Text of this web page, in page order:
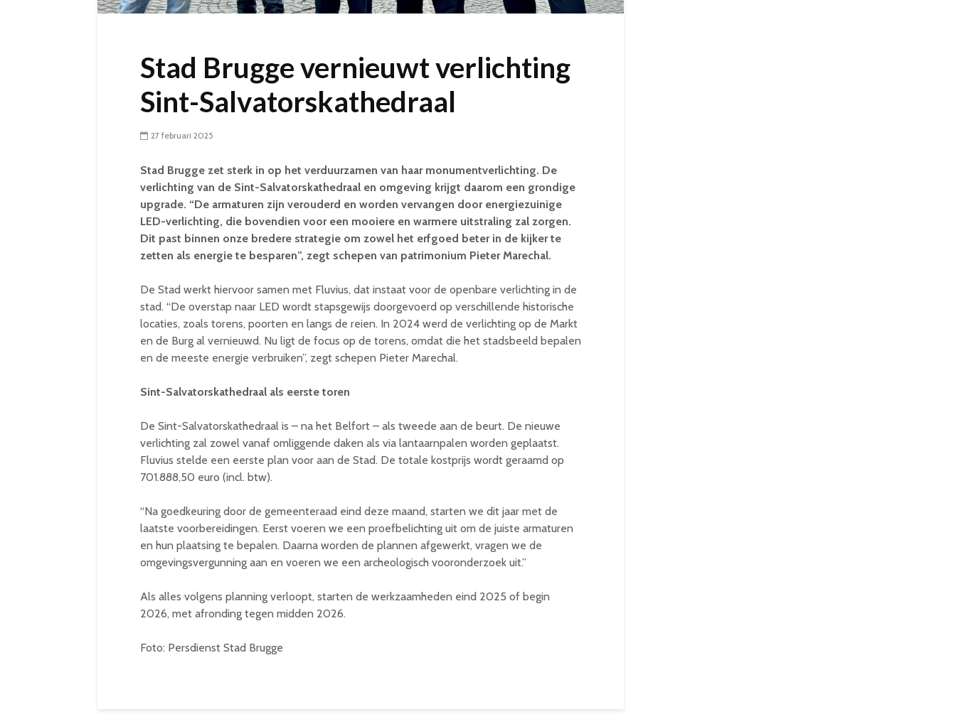
Stad Brugge vernieuwt verlichting
Sint-Salvatorskathedraal
27 februari 2025
Stad Brugge zet sterk in op het verduurzamen van haar monumentverlichting. De
verlichting van de Sint-Salvatorskathedraal en omgeving krijgt daarom een grondige
upgrade. “De armaturen zijn verouderd en worden vervangen door energiezuinige
LED-verlichting, die bovendien voor een mooiere en warmere uitstraling zal zorgen.
Dit past binnen onze bredere strategie om zowel het erfgoed beter in de kijker te
zetten als energie te besparen”, zegt schepen van patrimonium Pieter Marechal.
De Stad werkt hiervoor samen met Fluvius, dat instaat voor de openbare verlichting in de
stad. “De overstap naar LED wordt stapsgewijs doorgevoerd op verschillende historische
locaties, zoals torens, poorten en langs de reien. In 2024 werd de verlichting op de Markt
en de Burg al vernieuwd. Nu ligt de focus op de torens, omdat die het stadsbeeld bepalen
en de meeste energie verbruiken”, zegt schepen Pieter Marechal.
Sint-Salvatorskathedraal als eerste toren
De Sint-Salvatorskathedraal is – na het Belfort – als tweede aan de beurt. De nieuwe
verlichting zal zowel vanaf omliggende daken als via lantaarnpalen worden geplaatst.
Fluvius stelde een eerste plan voor aan de Stad. De totale kostprijs wordt geraamd op
701.888,50 euro (incl. btw).
“Na goedkeuring door de gemeenteraad eind deze maand, starten we dit jaar met de
laatste voorbereidingen. Eerst voeren we een proefbelichting uit om de juiste armaturen
en hun plaatsing te bepalen. Daarna worden de plannen afgewerkt, vragen we de
omgevingsvergunning aan en voeren we een archeologisch vooronderzoek uit.”
Als alles volgens planning verloopt, starten de werkzaamheden eind 2025 of begin
2026, met afronding tegen midden 2026.
Foto: Persdienst Stad Brugge